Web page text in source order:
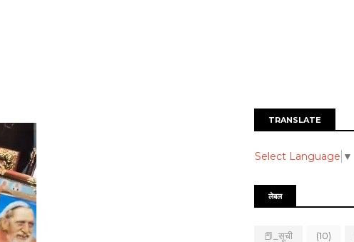
TRANSLATE
Select Language ▼
लेबल
📕_सूची (10)